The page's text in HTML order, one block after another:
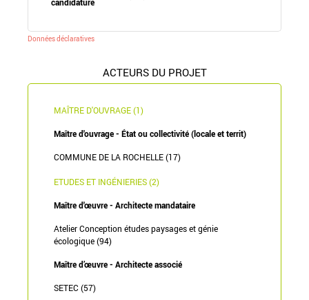
Données déclaratives
ACTEURS DU PROJET
MAÎTRE D'OUVRAGE (1)
Maître d'ouvrage - État ou collectivité (locale et territ)
COMMUNE DE LA ROCHELLE (17)
ETUDES ET INGÉNIERIES (2)
Maître d'œuvre - Architecte mandataire
Atelier Conception études paysages et génie
écologique (94)
Maître d’œuvre - Architecte associé
SETEC (57)